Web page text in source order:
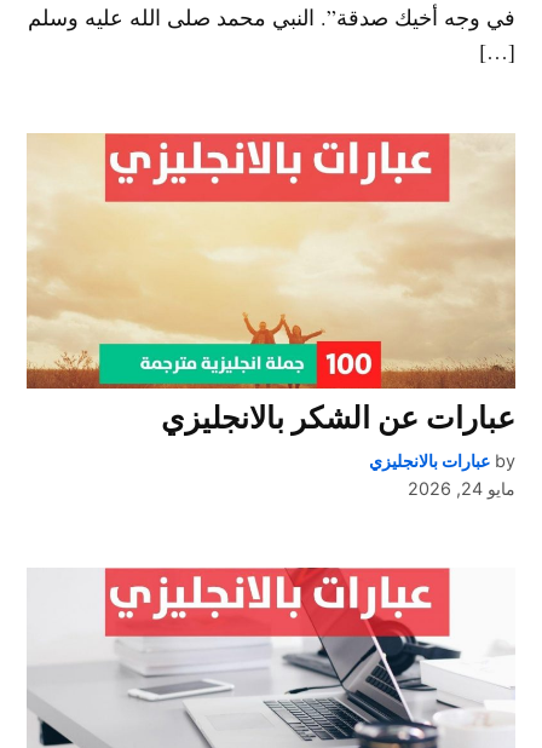
في وجه أخيك صدقة”. النبي محمد صلى الله عليه وسلم
[…]
عبارات عن الشكر بالانجليزي
by عبارات بالانجليزي
مايو 24, 2026